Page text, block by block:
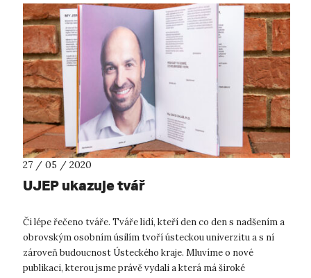
27 / 05 / 2020
UJEP ukazuje tvář
Či lépe řečeno tváře. Tváře lidí, kteří den co den s nadšením a
obrovským osobním úsilím tvoří ústeckou univerzitu a s ní
zároveň budoucnost Ústeckého kraje. Mluvíme o nové
publikaci, kterou jsme právě vydali a která má široké